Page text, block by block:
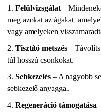
Felülvizsgálat –
meg azokat az ágakat,
vagy amelyeken
Tisztító metszés –
túl hosszú csonkokat.
Sebkezelés – A nagyobb
sebkezelő anyaggal.
Regeneráció támogatása